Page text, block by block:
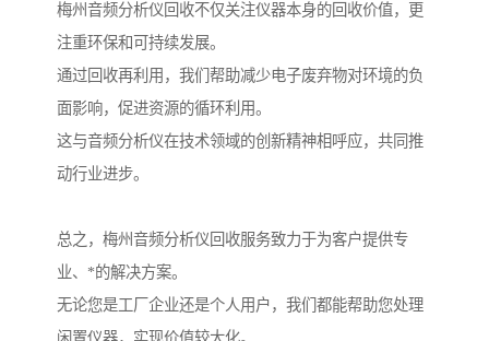
梅州音频分析仪回收不仅关注仪器本身的回收价值，更
注重环保和可持续发展。
通过回收再利用，我们帮助减少电子废弃物对环境的负
面影响，促进资源的循环利用。
这与音频分析仪在技术领域的创新精神相呼应，共同推
动行业进步。
总之，梅州音频分析仪回收服务致力于为客户提供专
业、*的解决方案。
无论您是工厂企业还是个人用户，我们都能帮助您处理